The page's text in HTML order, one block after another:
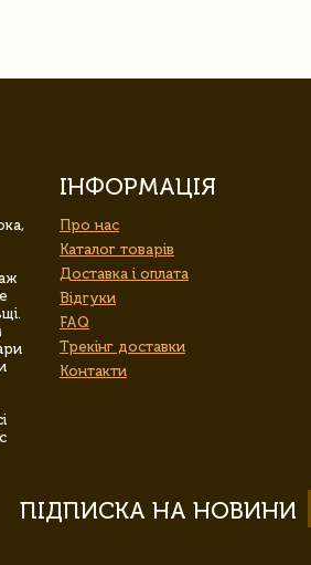
ІНФОРМАЦІЯ
Про нас
Каталог товарів
Доставка і оплата
Відгуки
FAQ
Трекінг доставки
Контакти
ПІДПИСКА НА НОВИНИ